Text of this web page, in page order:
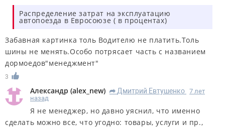
Распределение затрат на эксплуатацию
автопоезда в Евросоюзе ( в процентах)
Забавная картинка толь Водителю не платить.Толь
шины не менять.Особо потрясает часть с названием
дормоедов"менеджмент"
3
Александр (alex_new) R Дмитрий Евтушенко 7 лет
назад
Я не менеджер, но давно уяснил, что именно
сделать можно все, что угодно: товары, услуги и пр.,